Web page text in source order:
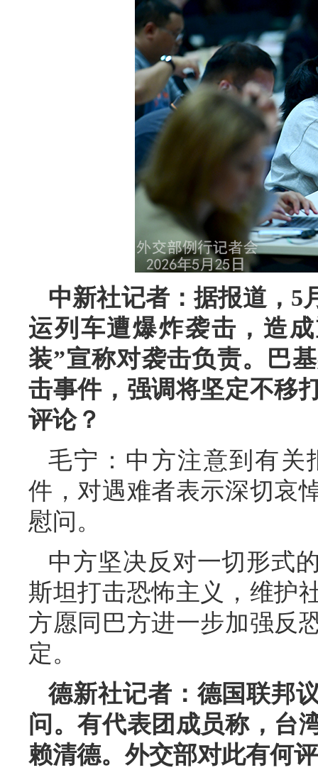
中新社记者：据报道，5
运列车遭爆炸袭击，造
装”宣称对袭击负责。巴
击事件，强调将坚定不移
评论？
毛宁：中方注意到有关
件，对遇难者表示深切哀
慰问。
中方坚决反对一切形式
斯坦打击恐怖主义，维护
方愿同巴方进一步加强反
定。
德新社记者：德国联邦
问。有代表团成员称，台
赖清德。外交部对此有何